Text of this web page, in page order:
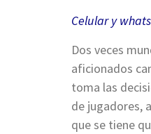
Celular y
Dos veces
aficionados
toma las
de jugadores,
que se tiene